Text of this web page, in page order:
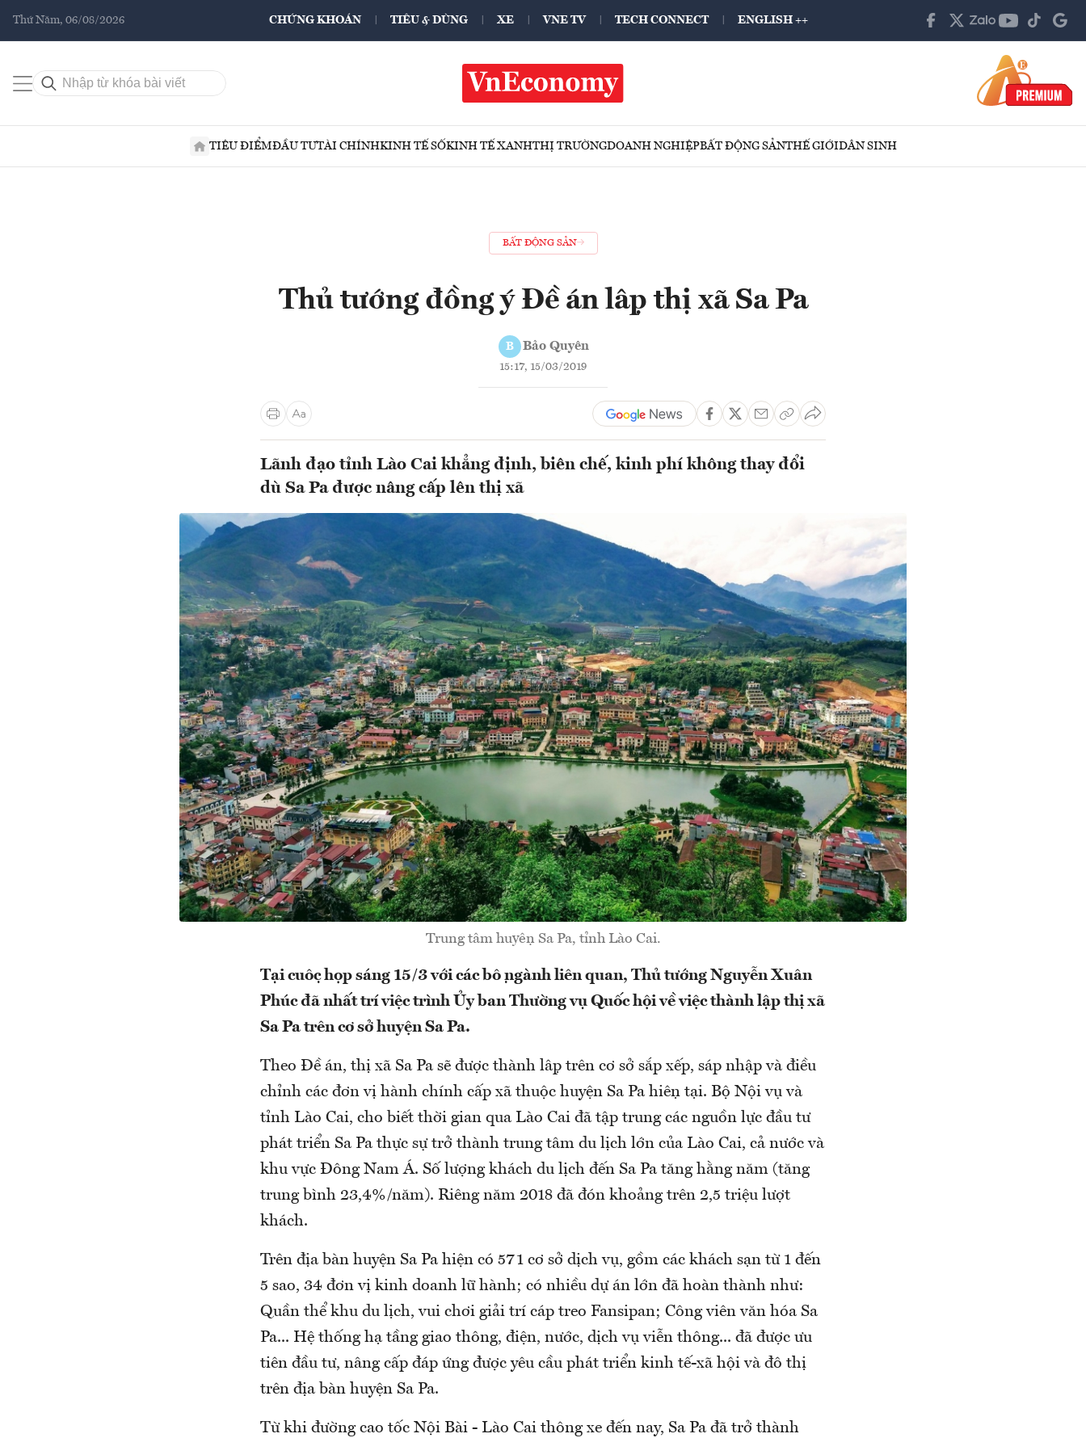
Thứ Năm, 06/08/2026 CHỨNG KHOÁN TIÊU & DÙNG XE VNE TV TECH CONNECT ENGLISH ++
TIÊU ĐIỂMĐẦU TƯTÀI CHÍNHKINH TẾ SỐKINH TẾ XANHTHỊ TRƯỜNGDOANH NGHIỆPBẤT ĐỘNG SẢNTHẾ GIỚIDÂN SINH
BẤT ĐỘNG SẢN
Thủ tướng đồng ý Đề án lập thị xã Sa Pa
B Bảo Quyên
15:17, 15/03/2019
Lãnh đạo tỉnh Lào Cai khẳng định, biên chế, kinh phí không thay đổi
dù Sa Pa được nâng cấp lên thị xã
Trung tâm huyện Sa Pa, tỉnh Lào Cai.
Tại cuộc họp sáng 15/3 với các bộ ngành liên quan, Thủ tướng Nguyễn Xuân
Phúc đã nhất trí việc trình Ủy ban Thường vụ Quốc hội về việc thành lập thị xã
Sa Pa trên cơ sở huyện Sa Pa.
Theo Đề án, thị xã Sa Pa sẽ được thành lập trên cơ sở sắp xếp, sáp nhập và điều
chỉnh các đơn vị hành chính cấp xã thuộc huyện Sa Pa hiện tại. Bộ Nội vụ và
tỉnh Lào Cai, cho biết thời gian qua Lào Cai đã tập trung các nguồn lực đầu tư
phát triển Sa Pa thực sự trở thành trung tâm du lịch lớn của Lào Cai, cả nước và
khu vực Đông Nam Á. Số lượng khách du lịch đến Sa Pa tăng hằng năm (tăng
trung bình 23,4%/năm). Riêng năm 2018 đã đón khoảng trên 2,5 triệu lượt
khách.
Trên địa bàn huyện Sa Pa hiện có 571 cơ sở dịch vụ, gồm các khách sạn từ 1 đến
5 sao, 34 đơn vị kinh doanh lữ hành; có nhiều dự án lớn đã hoàn thành như:
Quần thể khu du lịch, vui chơi giải trí cáp treo Fansipan; Công viên văn hóa Sa
Pa... Hệ thống hạ tầng giao thông, điện, nước, dịch vụ viễn thông... đã được ưu
tiên đầu tư, nâng cấp đáp ứng được yêu cầu phát triển kinh tế-xã hội và đô thị
trên địa bàn huyện Sa Pa.
Từ khi đường cao tốc Nội Bài - Lào Cai thông xe đến nay, Sa Pa đã trở thành